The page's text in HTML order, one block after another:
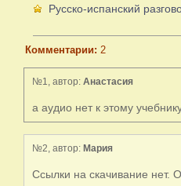
Русско-испанский
Комментарии: 2
№1, автор: Анастасия
а аудио нет к этому
№2, автор: Мария
Ссылки на скачивание нет.